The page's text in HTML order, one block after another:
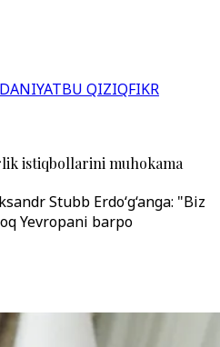
BU QIZIQFIKR
istiqbollarini muhokama
Stubb Erdo‘g‘anga: "Biz
Yevropani barpo